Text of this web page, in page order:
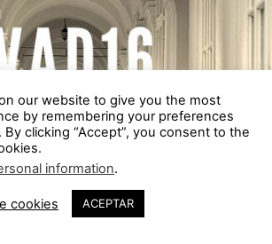
our website to give you the most
by remembering your preferences
clicking “Accept”, you consent to the
information.
cookies ACEPTAR